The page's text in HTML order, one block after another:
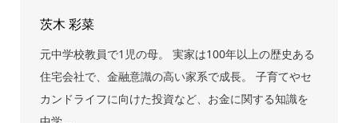
茨木 彩菜
元中学校教員で1児の母。 実家は100年以上の歴史ある
住宅会社で、金融意識の高い家系で成長。 子育てやセ
カンドライフに向けた投資など、お金に関する知識を